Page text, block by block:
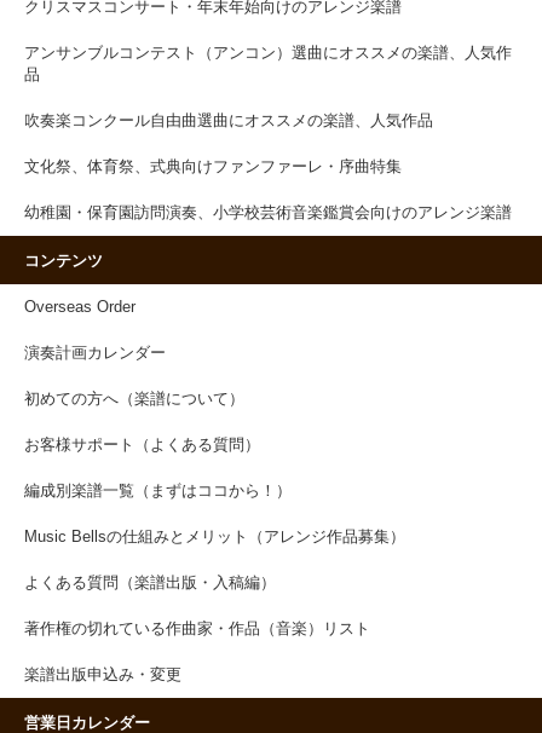
クリスマスコンサート・年末年始向けのアレンジ楽譜
アンサンブルコンテスト（アンコン）選曲にオススメの楽譜、人気作
品
吹奏楽コンクール自由曲選曲にオススメの楽譜、人気作品
文化祭、体育祭、式典向けファンファーレ・序曲特集
幼稚園・保育園訪問演奏、小学校芸術音楽鑑賞会向けのアレンジ楽譜
コンテンツ
Overseas Order
演奏計画カレンダー
初めての方へ（楽譜について）
お客様サポート（よくある質問）
編成別楽譜一覧（まずはココから！）
Music Bellsの仕組みとメリット（アレンジ作品募集）
よくある質問（楽譜出版・入稿編）
著作権の切れている作曲家・作品（音楽）リスト
楽譜出版申込み・変更
営業日カレンダー